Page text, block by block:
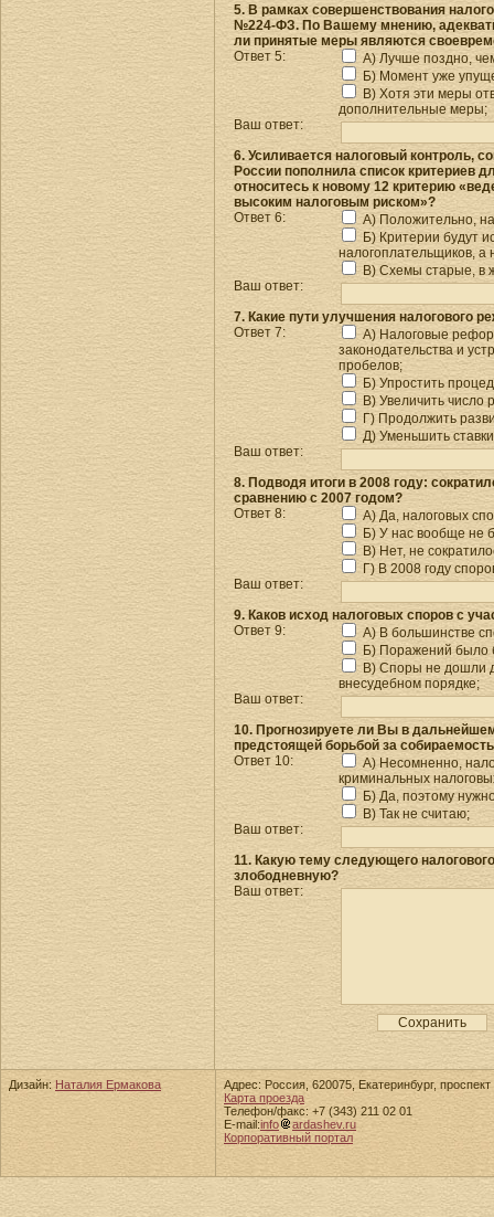
5. В рамках совершенствования
№224-ФЗ. По Вашему мнению,
ли принятые меры являются
Ответ 5:
А) Лучше поздно,
Б) Момент уже
В) Хотя эти меры
дополнительные меры;
Ваш ответ:
6. Усиливается налоговый контроль,
России пополнила список критериев
относитесь к новому 12 критерию
высоким налоговым риском»?
Ответ 6:
А) Положительно,
Б) Критерии будут
налогоплательщиков, а
В) Схемы старые, в
Ваш ответ:
7. Какие пути улучшения налогового
Ответ 7:
А) Налоговые
законодательства и
пробелов;
Б) Упростить
В) Увеличить число
Г) Продолжить
Д) Уменьшить
Ваш ответ:
8. Подводя итоги в 2008 году:
сравнению с 2007 годом?
Ответ 8:
А) Да, налоговых
Б) У нас вообще не
В) Нет, не
Г) В 2008 году
Ваш ответ:
9. Каков исход налоговых споров с
Ответ 9:
А) В большинстве
Б) Поражений было
В) Споры не дошли
внесудебном порядке;
Ваш ответ:
10. Прогнозируете ли Вы в
предстоящей борьбой за
Ответ 10:
А) Несомненно,
криминальных
Б) Да, поэтому
В) Так не считаю;
Ваш ответ:
11. Какую тему следующего
злободневную?
Ваш ответ:
Дизайн: Наталия Ермакова
Адрес: Россия, 620075, Екатеринбург,
Карта проезда
Телефон/факс: +7 (343) 211 02 01
E-mail:info
ardashev.ru
Корпоративный портал